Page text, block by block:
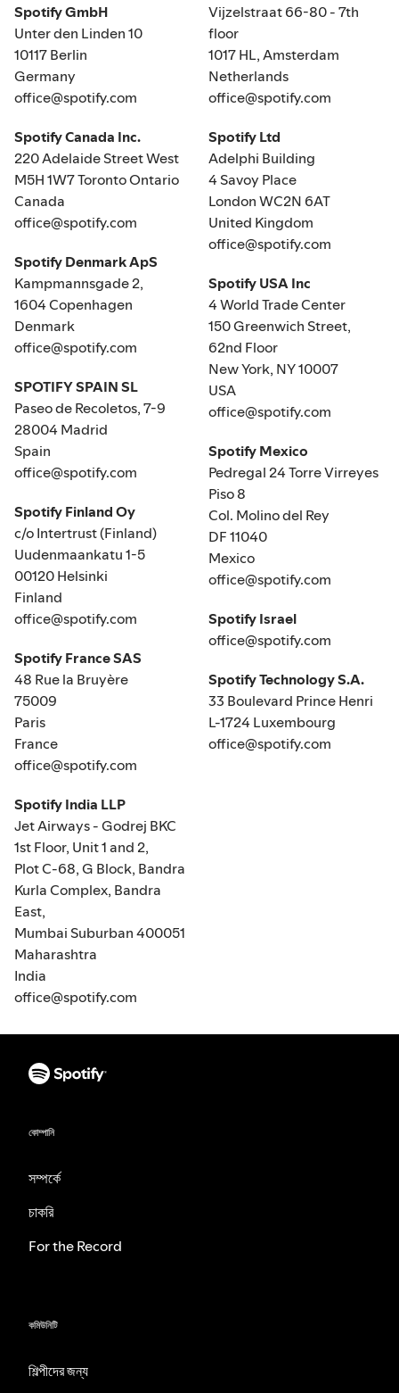
Spotify GmbH
Unter den Linden 10
10117 Berlin
Germany
office@spotify.com
Spotify Canada Inc.
220 Adelaide Street West
M5H 1W7 Toronto Ontario
Canada
office@spotify.com
Spotify Denmark ApS
Kampmannsgade 2,
1604 Copenhagen
Denmark
office@spotify.com
SPOTIFY SPAIN SL
Paseo de Recoletos, 7-9
28004 Madrid
Spain
office@spotify.com
Spotify Finland Oy
c/o Intertrust (Finland)
Uudenmaankatu 1-5
00120 Helsinki
Finland
office@spotify.com
Spotify France SAS
48 Rue la Bruyère
75009
Paris
France
office@spotify.com
Spotify India LLP
Jet Airways - Godrej BKC
1st Floor, Unit 1 and 2,
Plot C-68, G Block, Bandra
Kurla Complex, Bandra
East,
Mumbai Suburban 400051
Maharashtra
India
office@spotify.com
Vijzelstraat 66-80 - 7th
floor
1017 HL, Amsterdam
Netherlands
office@spotify.com
Spotify Ltd
Adelphi Building
4 Savoy Place
London WC2N 6AT
United Kingdom
office@spotify.com
Spotify USA Inc
4 World Trade Center
150 Greenwich Street,
62nd Floor
New York, NY 10007
USA
office@spotify.com
Spotify Mexico
Pedregal 24 Torre Virreyes
Piso 8
Col. Molino del Rey
DF 11040
Mexico
office@spotify.com
Spotify Israel
office@spotify.com
Spotify Technology S.A.
33 Boulevard Prince Henri
L-1724 Luxembourg
office@spotify.com
কোম্পানি
সম্পর্কে
চাকরি
For the Record
কমিউনিটি
শিল্পীদের জন্য